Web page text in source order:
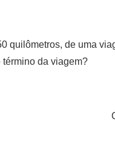
quilômetros, de uma
da viagem?